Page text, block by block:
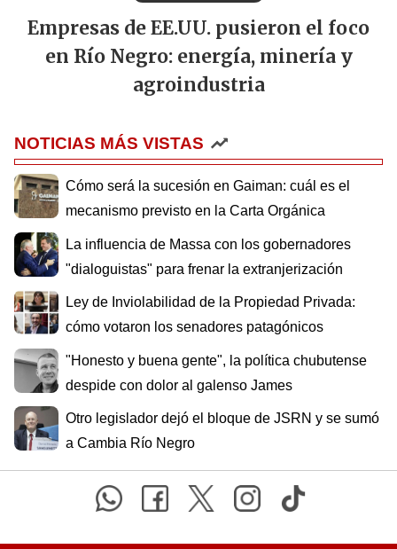
Empresas de EE.UU. pusieron el foco
en Río Negro: energía, minería y
agroindustria
NOTICIAS MÁS VISTAS
Cómo será la sucesión en Gaiman: cuál es el
mecanismo previsto en la Carta Orgánica
La influencia de Massa con los gobernadores
"dialoguistas" para frenar la extranjerización
Ley de Inviolabilidad de la Propiedad Privada:
cómo votaron los senadores patagónicos
"Honesto y buena gente", la política chubutense
despide con dolor al galenso James
Otro legislador dejó el bloque de JSRN y se sumó
a Cambia Río Negro